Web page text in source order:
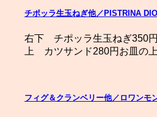
チポッラ生玉ねぎ他／PISTRINA
右下 チポッラ生玉ねぎ350
上 カツサンド280円お皿の
フィグ＆クランベリー他／ロワンモ